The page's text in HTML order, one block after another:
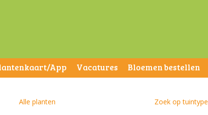
App Vacatures Bloemen bestellen
Alle planten Zoek op tuintype